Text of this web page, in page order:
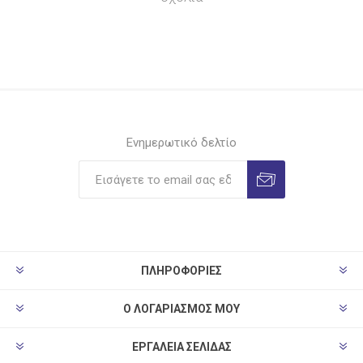
Ενημερωτικό δελτίο
ΠΛΗΡΟΦΟΡΊΕΣ
Ο ΛΟΓΑΡΙΑΣΜΌΣ ΜΟΥ
ΕΡΓΑΛΕΊΑ ΣΕΛΊΔΑΣ